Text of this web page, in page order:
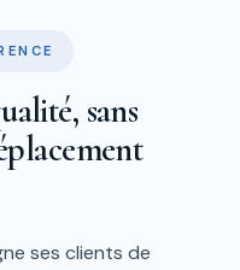
sans
ses clients de